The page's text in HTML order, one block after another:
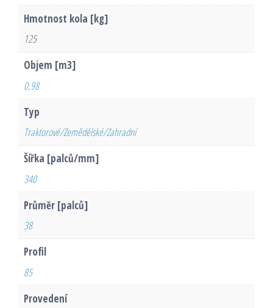
Hmotnost kola [kg]
125
Objem [m3]
0,98
Typ
Traktorové/Zemědělské/Zahradní
Šířka [palců/mm]
340
Průměr [palců]
38
Profil
85
Provedení